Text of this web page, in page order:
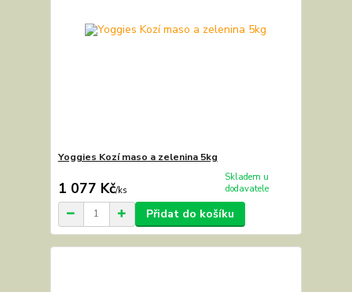
Yoggies Kozí maso a zelenina 5kg
1 077 Kč/ks
Skladem u
dodavatele
Přidat do košíku